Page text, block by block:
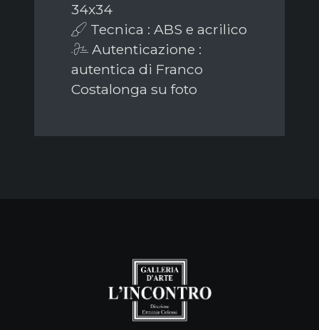
34x34
Tecnica : ABS e acrilico
Autenticazione :
autentica di Franco
Costalonga su foto